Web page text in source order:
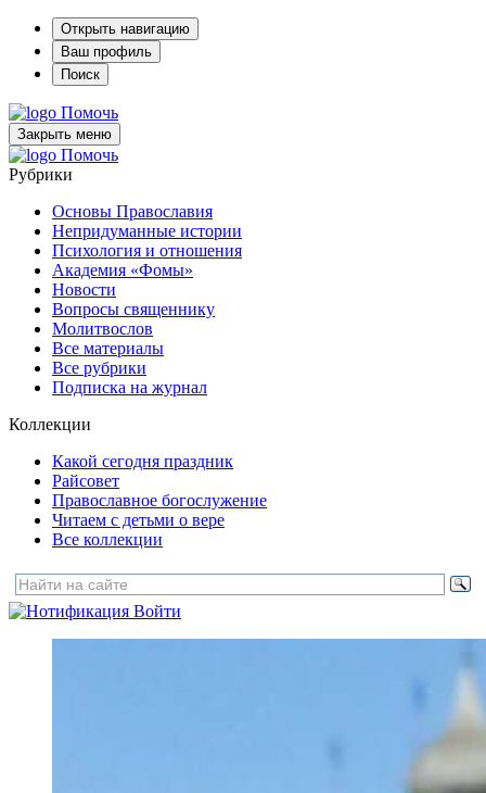
Открыть навигацию
Ваш профиль
Поиск
Помочь
Закрыть меню
Помочь
Рубрики
Основы Православия
Непридуманные истории
Психология и отношения
Академия «Фомы»
Новости
Вопросы священнику
Молитвослов
Все материалы
Все рубрики
Подписка на журнал
Коллекции
Какой сегодня праздник
Райсовет
Православное богослужение
Читаем с детьми о вере
Все коллекции
Войти